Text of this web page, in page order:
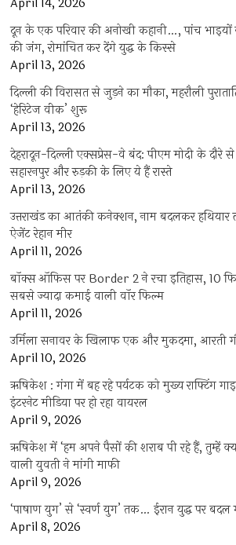
दून के एक परिवार की अनोखी कहानी…, पांच
की जंग, रोमांचित कर देंगे युद्ध के किस्से
April 13, 2026
दिल्ली की विरासत से जुड़ने का मौका, महरौली
‘हेरिटेज वीक’ शुरू
April 13, 2026
देहरादून-दिल्ली एक्सप्रेस-वे बंद: पीएम मोदी के दौरे से
सहारनपुर और रुड़की के लिए ये हैं रास्ते
April 13, 2026
उत्तराखंड का आतंकी कनेक्शन, नाम बदलकर
ऐजेंट रेहान मीर
April 11, 2026
बॉक्स ऑफिस पर Border 2 ने रचा इतिहास, 10
सबसे ज्यादा कमाई वाली वॉर फिल्म
April 11, 2026
उर्मिला सनावर के खिलाफ एक और मुकदमा, आरती
April 10, 2026
ऋषिकेश : गंगा में बह रहे पर्यटक को मुख्य राफ्टिंग
इंटरनेट मीडिया पर हो रहा वायरल
April 9, 2026
ऋषिकेश में ‘हम अपने पैसों की शराब पी रहे हैं, तुम्हें
वाली युवती ने मांगी माफी
April 9, 2026
‘पाषाण युग’ से ‘स्वर्ण युग’ तक… ईरान युद्ध पर बदल
April 8, 2026